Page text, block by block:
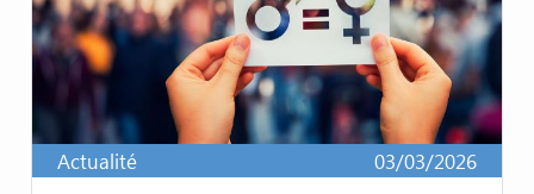
Actualité 03/03/2026